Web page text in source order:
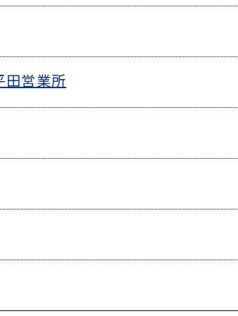
田営業所